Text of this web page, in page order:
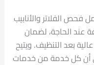
الفلاتر والأنابيب
عند الحاجة، لضمان
بعد التنظيف. ويتيح
أن كل خدمة من خدمات